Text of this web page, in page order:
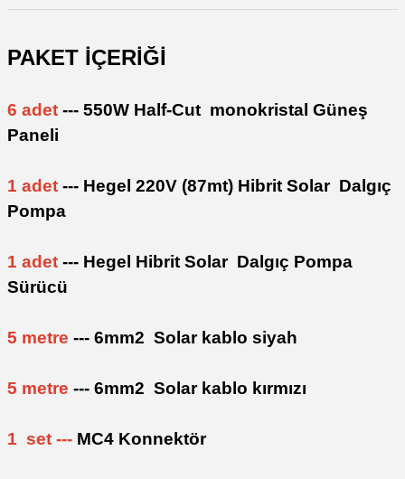
PAKET İÇERİĞİ
6 adet --- 550W Half-Cut monokristal Güneş
Paneli
1 adet --- Hegel 220V (87mt) Hibrit Solar Dalgıç
Pompa
1 adet --- Hegel Hibrit Solar Dalgıç Pompa
Sürücü
5 metre --- 6mm2 Solar kablo siyah
5 metre --- 6mm2 Solar kablo kırmızı
1 set --- MC4 Konnektör